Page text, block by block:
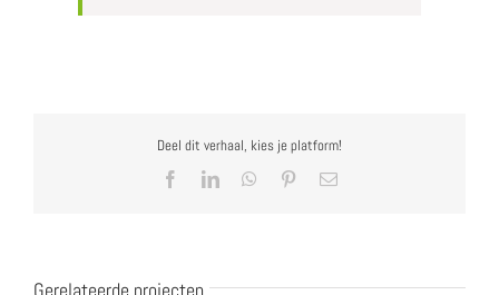
Deel dit verhaal, kies je platform!
FacebookLinkedInWhatsApp
Pinterest
E-